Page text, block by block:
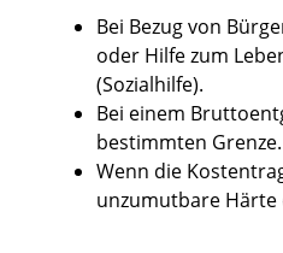
Bei Bezug von
oder Hilfe zum
(Sozialhilfe).
Bei einem
bestimmten Grenze.
Wenn die
unzumutbare